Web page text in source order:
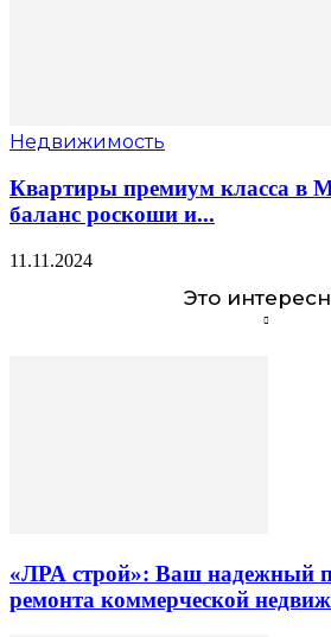
Недвижимость
Квартиры премиум класса в
баланс роскоши и...
11.11.2024
Это
«ЛРА строй»: Ваш надежный
ремонта коммерческой